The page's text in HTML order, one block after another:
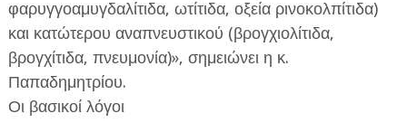
φαρυγγοαμυγδαλίτιδα, ωτίτιδα, οξεία ρινοκολπίτιδα)
και κατώτερου αναπνευστικού (βρογχιολίτιδα,
βρογχίτιδα, πνευμονία)», σημειώνει η κ.
Παπαδημητρίου.
Οι βασικοί λόγοι